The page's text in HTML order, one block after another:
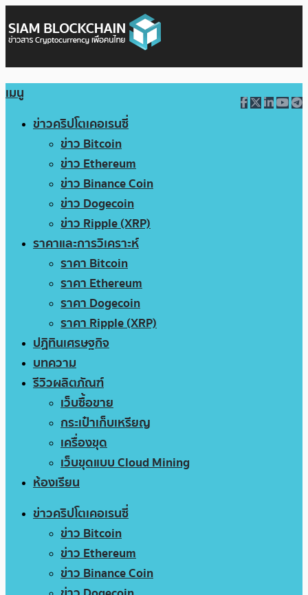
เมนู
ข่าวคริปโตเคอเรนซี่
ข่าว Bitcoin
ข่าว Ethereum
ข่าว Binance Coin
ข่าว Dogecoin
ข่าว Ripple (XRP)
ราคาและการวิเคราะห์
ราคา Bitcoin
ราคา Ethereum
ราคา Dogecoin
ราคา Ripple (XRP)
ปฏิทินเศรษฐกิจ
บทความ
รีวิวผลิตภัณฑ์
เว็บซื้อขาย
กระเป๋าเก็บเหรียญ
เครื่องขุด
เว็บขุดแบบ Cloud Mining
ห้องเรียน
ข่าวคริปโตเคอเรนซี่
ข่าว Bitcoin
ข่าว Ethereum
ข่าว Binance Coin